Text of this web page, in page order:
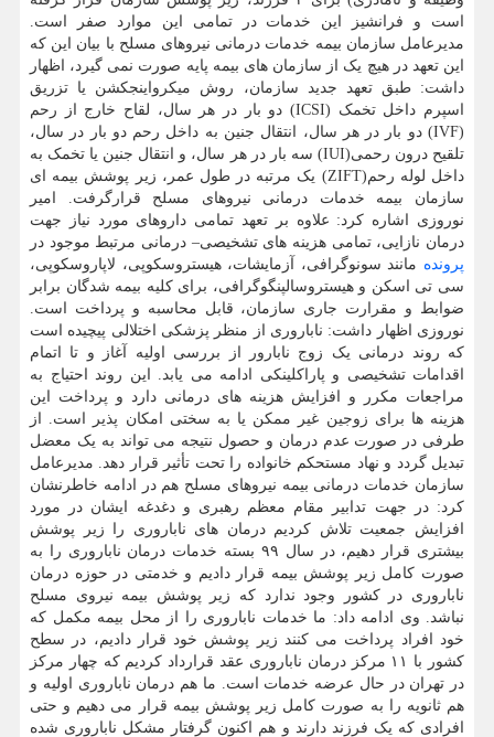
است و فرانشیز این خدمات در تمامی این موارد صفر است.
مدیرعامل سازمان بیمه خدمات درمانی نیروهای مسلح با بیان این که
این تعهد در هیچ یک از سازمان های بیمه پایه صورت نمی گیرد، اظهار
داشت: طبق تعهد جدید سازمان، روش میکرواینجکشن یا تزریق
اسپرم داخل تخمک (ICSI) دو بار در هر سال، لقاح خارج از رحم
(IVF) دو بار در هر سال، انتقال جنین به داخل رحم دو بار در سال،
تلقیح درون رحمی(IUI) سه بار در هر سال، و انتقال جنین یا تخمک به
داخل لوله رحم(ZIFT) یک مرتبه در طول عمر، زیر پوشش بیمه ای
سازمان بیمه خدمات درمانی نیروهای مسلح قرارگرفت. امیر
نوروزی اشاره کرد: علاوه بر تعهد تمامی داروهای مورد نیاز جهت
درمان نازایی، تمامی هزینه های تشخیصی– درمانی مرتبط موجود در
پرونده مانند سونوگرافی، آزمایشات، هیستروسکوپی، لاپاروسکوپی،
سی تی اسکن و هیستروسالپنگوگرافی، برای کلیه بیمه شدگان برابر
ضوابط و مقرارت جاری سازمان، قابل محاسبه و پرداخت است.
نوروزی اظهار داشت: ناباروری از منظر پزشکی اختلالی پیچیده است
که روند درمانی یک زوج نابارور از بررسی اولیه آغاز و تا اتمام
اقدامات تشخیصی و پاراکلینکی ادامه می یابد. این روند احتیاج به
مراجعات مکرر و افزایش هزینه های درمانی دارد و پرداخت این
هزینه ها برای زوجین غیر ممکن یا به سختی امکان پذیر است. از
طرفی در صورت عدم درمان و حصول نتیجه می تواند به یک معضل
تبدیل گردد و نهاد مستحکم خانواده را تحت تأثیر قرار دهد. مدیرعامل
سازمان خدمات درمانی بیمه نیروهای مسلح هم در ادامه خاطرنشان
کرد: در جهت تدابیر مقام معظم رهبری و دغدغه ایشان در مورد
افزایش جمعیت تلاش کردیم درمان های ناباروری را زیر پوشش
بیشتری قرار دهیم، در سال ۹۹ بسته خدمات درمان ناباروری را به
صورت کامل زیر پوشش بیمه قرار دادیم و خدمتی در حوزه درمان
ناباروری در کشور وجود ندارد که زیر پوشش بیمه نیروی مسلح
نباشد. وی ادامه داد: ما خدمات ناباروری را از محل بیمه مکمل که
خود افراد پرداخت می کنند زیر پوشش خود قرار دادیم، در سطح
کشور با ۱۱ مرکز درمان ناباروری عقد قرارداد کردیم که چهار مرکز
در تهران در حال عرضه خدمات است. ما هم درمان ناباروری اولیه و
هم ثانویه را به صورت کامل زیر پوشش بیمه قرار می دهیم و حتی
افرادی که یک فرزند دارند و هم اکنون گرفتار مشکل ناباروری شده